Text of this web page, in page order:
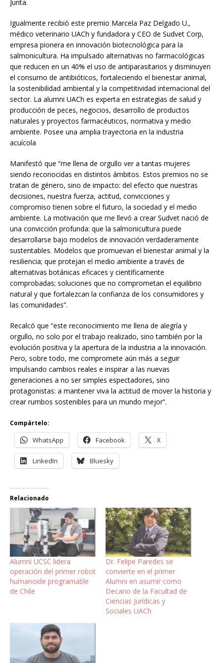
Junta.
Igualmente recibió este premio Marcela Paz Delgado U.,
médico veterinario UACh y fundadora y CEO de Sudvet Corp,
empresa pionera en innovación biotecnológica para la
salmonicultura. Ha impulsado alternativas no farmacológicas
que reducen en un 40% el uso de antiparasitarios y disminuyen
el consumo de antibióticos, fortaleciendo el bienestar animal,
la sostenibilidad ambiental y la competitividad internacional del
sector. La alumni UACh es experta en estrategias de salud y
producción de peces, negocios, desarrollo de productos
naturales y proyectos farmacéuticos, normativa y medio
ambiente. Posee una amplia trayectoria en la industria
acuícola
Manifestó que “me llena de orgullo ver a tantas mujeres
siendo reconocidas en distintos ámbitos. Estos premios no se
tratan de género, sino de impacto: del efecto que nuestras
decisiones, nuestra fuerza, actitud, convicciones y
compromiso tienen sobre el futuro, la sociedad y el medio
ambiente. La motivación que me llevó a crear Sudvet nació de
una convicción profunda: que la salmonicultura puede
desarrollarse bajo modelos de innovación verdaderamente
sustentables. Modelos que promuevan el bienestar animal y la
resiliencia; que protejan el medio ambiente a través de
alternativas botánicas eficaces y científicamente
comprobadas; soluciones que no comprometan el equilibrio
natural y que fortalezcan la confianza de los consumidores y
las comunidades”.
Recalcó que “este reconocimiento me llena de alegría y
orgullo, no solo por el trabajo realizado, sino también por la
evolución positiva y la apertura de la industria a la innovación.
Pero, sobre todo, me compromete aún más a seguir
impulsando cambios reales e inspirar a las nuevas
generaciones a no ser simples espectadores, sino
protagonistas: a mantener viva la actitud de mover la historia y
crear rumbos sostenibles para un mundo mejor”.
Compártelo:
WhatsApp Facebook X
LinkedIn Bluesky
Relacionado
Alumni UCSC lidera
operación del primer robot
humanoide programable
de Chile
Dr. Felipe Paredes se
convierte en el primer
Alumni en asumir como
Decano de la Facultad de
Ciencias Jurídicas y
Sociales UACh